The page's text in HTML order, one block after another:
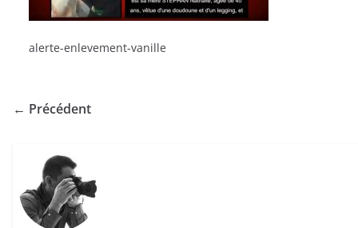
alerte-enlevement-vanille
← Précédent